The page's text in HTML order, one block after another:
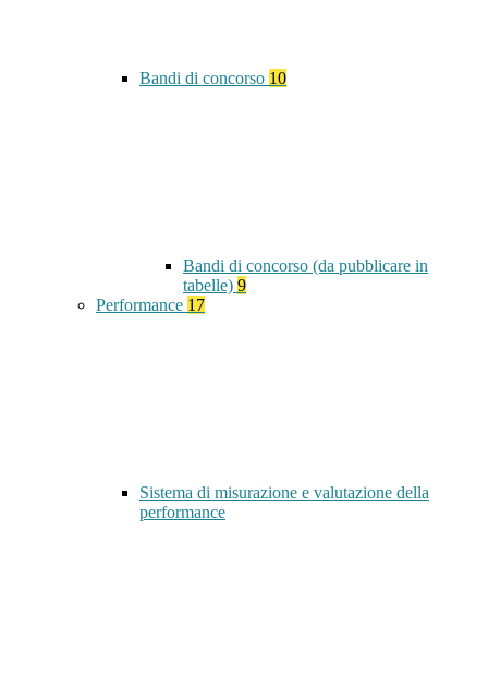
Bandi di concorso 10
Bandi di concorso (da pubblicare in
tabelle) 9
Performance 17
Sistema di misurazione e valutazione della
performance